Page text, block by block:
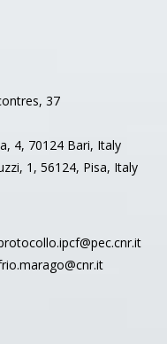
37
4, 70124 Bari, Italy
1, 56124, Pisa, Italy